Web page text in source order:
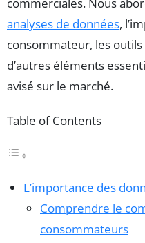
commerciales. Nous
analyses de données,
consommateur, les
d’autres éléments
avisé sur le marché.
Table of Contents
L’importance des
Comprendre le
consommateurs